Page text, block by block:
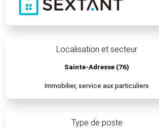
Localisation et secteur
Sainte-Adresse (76)
Immobilier, service aux particuliers
Type de poste